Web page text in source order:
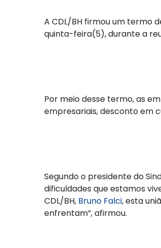
A CDL/BH firmou um termo
quinta-feira(5), durante a
Por meio desse termo, as
empresariais, desconto em
Segundo o presidente do
dificuldades que estamos
CDL/BH, Bruno Falci, esta
enfrentam”, afirmou.